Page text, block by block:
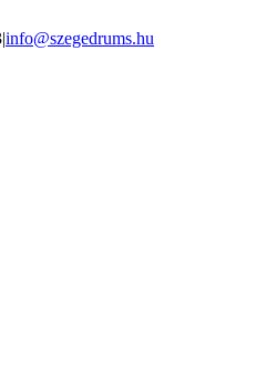
|info@szegedrums.hu